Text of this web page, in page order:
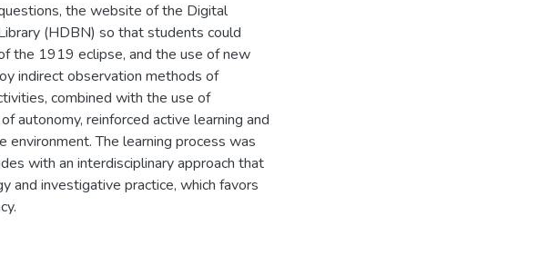
the website of the Digital
(HDBN) so that students could
the 1919 eclipse, and the use of new
indirect observation methods of
combined with the use of
autonomy, reinforced active learning and
environment. The learning process was
with an interdisciplinary approach that
and investigative practice, which favors